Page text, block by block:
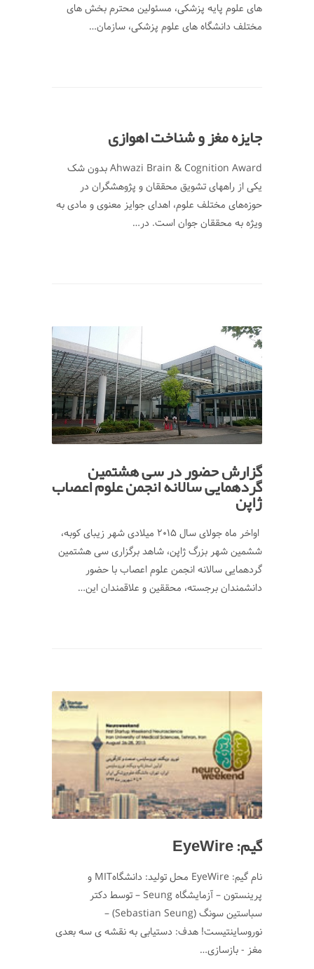
های علوم پایه پزشکی، مسئولین محترم بخش های
مختلف دانشگاه های علوم پزشکی، سازمان…
جایزه مغز و شناخت اهوازی
Ahwazi Brain & Cognition Award بدون شک
یکی از راههای تشویق محققان و پژوهشگران در
حوزه‌های مختلف علوم، اهدای جوایز معنوی و مادی به
ویژه به محققان جوان است. در…
گزارش حضور در سی هشتمین
گردهمایی سالانه انجمن علوم اعصاب
ژاپن
اواخر ماه جولای سال 2015 میلادی شهر زیبای کوبه،
ششمین شهر بزرگ ژاپن، شاهد برگزاری سی هشتمین
گردهمایی سالانه انجمن علوم اعصاب با حضور
دانشمندان برجسته، محققین و علاقمندان این…
گیم: EyeWire
نام گیم: EyeWire محل تولید: دانشگاهMIT و
پرینستون – آزمایشگاه Seung – توسط دکتر
سباستین سونگ (Sebastian Seung) –
نوروساینتیست! هدف: دستیابی به نقشه ی سه بعدی
مغز - بازسازی…